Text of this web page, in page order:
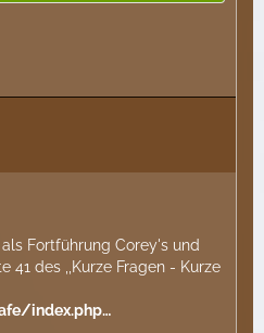
Fortführung Corey's und
41 des ,,Kurze Fragen - Kurze
index.php…